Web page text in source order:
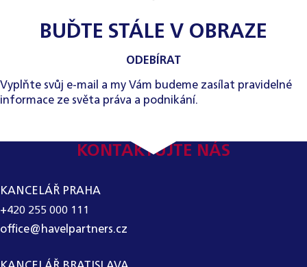
BUĎTE STÁLE V OBRAZE
ODEBÍRAT
Vyplňte svůj e-mail a my Vám budeme zasílat pravidelné
informace ze světa práva a podnikání.
KONTAKTUJTE NÁS
KANCELÁŘ PRAHA
+420 255 000 111
office@havelpartners.cz